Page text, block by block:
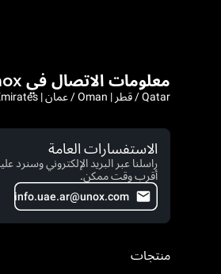
معلومات الاتصال في Unox الشرق الأوسط
Qatar / قطر | Oman / عمان | United Arab Emirates / الإمارات العربية المتحدة
الاستفسارات العامة
راسلنا عبر البريد الإلكتروني وسنرد
أقرب وقت ممكن.
info.uae.ar@unox.com
منتجات